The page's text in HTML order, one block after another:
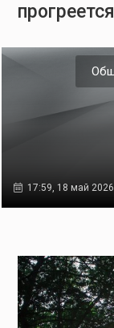
17:59, 18 май 2026